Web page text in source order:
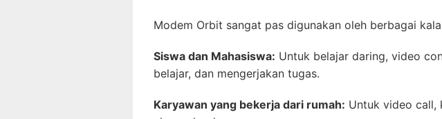
Modem Orbit sangat pas digunakan oleh berbagai
Siswa dan Mahasiswa: Untuk belajar daring, video
belajar, dan mengerjakan tugas.
Karyawan yang bekerja dari rumah: Untuk video call,